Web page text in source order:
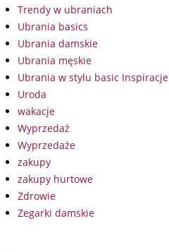
Trendy w ubraniach
Ubrania basics
Ubrania damskie
Ubrania męskie
Ubrania w stylu basic Inspiracje
Uroda
wakacje
Wyprzedaż
Wyprzedaże
zakupy
zakupy hurtowe
Zdrowie
Zegarki damskie